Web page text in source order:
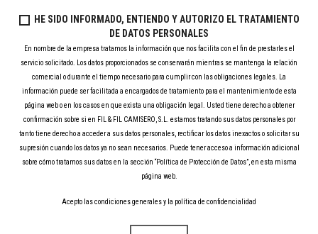
HE SIDO INFORMADO, ENTIENDO Y AUTORIZO EL TRATAMIENTO
DE DATOS PERSONALES
En nombre de la empresa tratamos la información que nos facilita con el fin de prestarles el
servicio solicitado. Los datos proporcionados se conservarán mientras se mantenga la relación
comercial o durante el tiempo necesario para cumplir con las obligaciones legales. La
información puede ser facilitada a encargados de tratamiento para el mantenimiento de esta
página web o en los casos en que exista una obligación legal. Usted tiene derecho a obtener
confirmación sobre si en FIL & FIL CAMISERO, S.L. estamos tratando sus datos personales por
tanto tiene derecho a acceder a sus datos personales, rectificar los datos inexactos o solicitar su
supresión cuando los datos ya no sean necesarios. Puede tener acceso a información adicional
sobre cómo tratamos sus datos en la sección “Política de Protección de Datos”, en esta misma
página web.
Acepto las condiciones generales y la política de confidencialidad